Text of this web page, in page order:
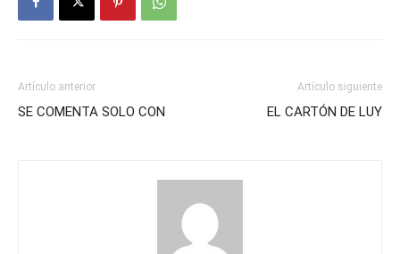
Artículo anterior
SE COMENTA SOLO CON
Artículo siguiente
EL CARTÓN DE LUY